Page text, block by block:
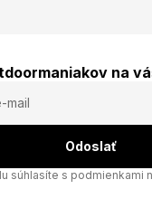
na
Odoslať
súhlasíte s podmienkami